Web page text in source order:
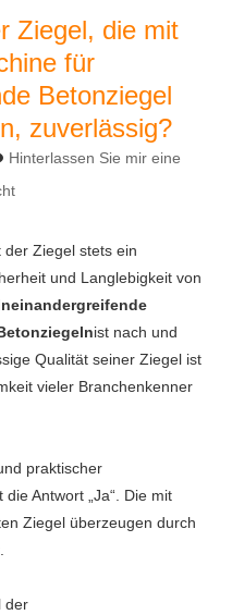
Ziegel, die mit
für
Betonziegel
zuverlässig?
Hinterlassen Sie mir eine
Ziegel stets ein
und Langlebigkeit von
ist nach und
Qualität seiner Ziegel ist
vieler Branchenkenner
praktischer
Antwort „Ja“. Die mit
Ziegel überzeugen durch
der